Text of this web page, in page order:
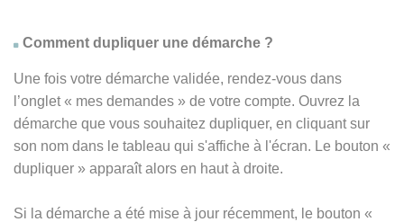
Comment dupliquer une démarche ?
Une fois votre démarche validée, rendez-vous dans
l’onglet « mes demandes » de votre compte. Ouvrez la
démarche que vous souhaitez dupliquer, en cliquant sur
son nom dans le tableau qui s'affiche à l'écran. Le bouton «
dupliquer » apparaît alors en haut à droite.
Si la démarche a été mise à jour récemment, le bouton «